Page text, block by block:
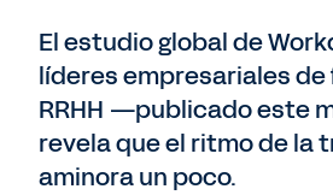
El estudio global de
líderes empresariales de
RRHH —publicado este
revela que el ritmo de la
aminora un poco.